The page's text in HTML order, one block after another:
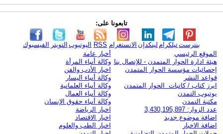
تابعونا على:
الفيسبوك التويتر اليوتيوب RSS الانستغرام لينكدإن تيلكرامبنترست
الموقع الرئيسي
هيئة ادارة الحوار المتمدن - للإتصال بنا
إحصائيات مؤسسة الحوار المتمدن
قواعد النشر
ابرز كتاب / كاتبات الحوار المتمدن
يوتيوب التمدن
مكتبة التمدن
عدد الزوار: 3,430,195,897
اضافة موضوع جديد
اضافة الاخبار
أخبار عامة
وكالة أنباء المرأة
اخبار الأدب والفن
وكالة أنباء اليسار
وكالة أنباء العلمانية
وكالة أنباء العمال
وكالة أنباء حقوق الإنسان
اخبار الرياضة
اخبار الاقتصاد
اخبار الطب والعلوم